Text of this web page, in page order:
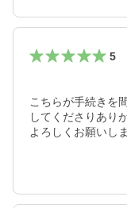
5
こちらが手続きを
してくださりあり
よろしくお願いしま